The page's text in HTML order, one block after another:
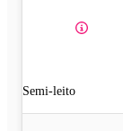
Semi-leito